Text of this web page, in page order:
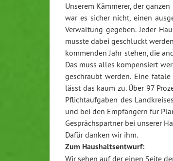
Unserem Kämmerer, der
war es sicher nicht, einen
Verwaltung gegeben. Jeder
musste dabei geschluckt
kommenden Jahr stehen, die
Das muss alles kompensiert
geschraubt werden. Eine
lässt das kaum zu. Über 97
Pflichtaufgaben des
und bei den Empfängern für
Gesprächspartner bei unserer
Dafür danken wir ihm.
Zum Haushaltsentwurf:
Wir sehen auf der einen Seite